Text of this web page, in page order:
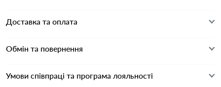
Доставка та оплата
Обмін та повернення
Умови співпраці та програма лояльності